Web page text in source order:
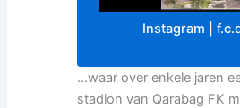
Instagram |
…waar over enkele jaren
stadion van Qarabag FK